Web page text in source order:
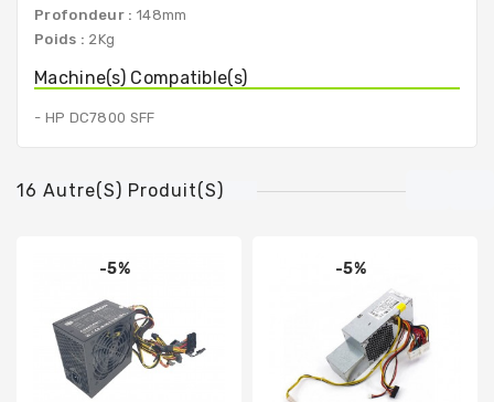
Profondeur : 148mm
Poids : 2Kg
Machine(s) Compatible(s)
- HP DC7800 SFF
16 Autre(s) Produit(s)
-5% -5%